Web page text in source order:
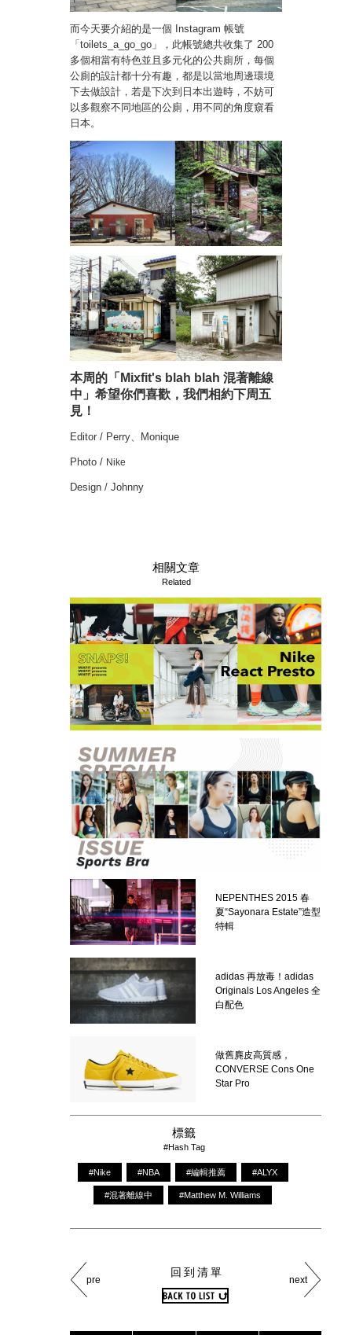
而今天要介紹的是一個 Instagram 帳號
「toilets_a_go_go」，此帳號總共收集了 200
多個相當有特色並且多元化的公共廁所，每個
公廁的設計都十分有趣，都是以當地周邊環境
下去做設計，若是下次到日本出遊時，不妨可
以多觀察不同地區的公廁，用不同的角度窺看
日本。
本周的「Mixfit's blah blah 混著離線
中」希望你們喜歡，我們相約下周五
見！
Editor / Perry、Monique
Photo / Nike
Design / Johnny
相關文章
Related
NEPENTHES 2015 春
夏“Sayonara Estate”造型
特輯
adidas 再放毒！adidas
Originals Los Angeles 全
白配色
做舊麂皮高質感，
CONVERSE Cons One
Star Pro
標籤
#Hash Tag
#Nike #NBA #編輯推薦 #ALYX
#混著離線中 #Matthew M. Williams
pre next
回到清單